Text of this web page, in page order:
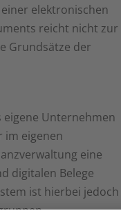
elektronischen
reicht nicht zur
Grundsätze der
eigene Unternehmen
im eigenen
eine
digitalen Belege
ist hierbei jedoch